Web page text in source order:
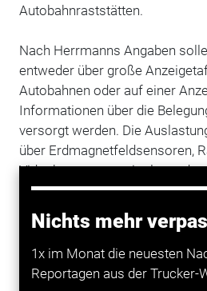
Nichts mehr
1x im Monat die neuesten
Reportagen aus der Trucker-
Autobahnraststätten.
Nach Herrmanns Angaben
entweder über große
Autobahnen oder auf einer
Informationen über die
versorgt werden. Die
über Erdmagnetfeldsensoren,
Videokameras ermittelt werden.
Erdmagnetfeldsensoren
der Raststätte Vaterstetten
und Video auf einigen
Autobahn A9 Nürnberg-